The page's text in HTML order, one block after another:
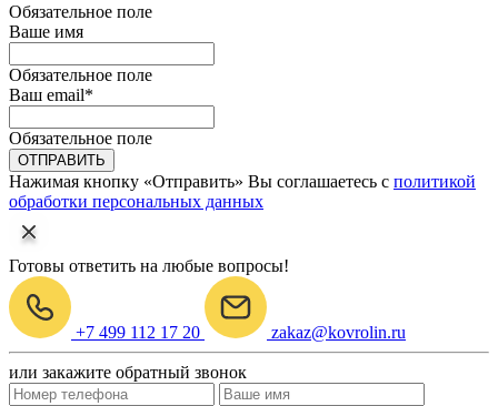
Обязательное поле
Ваше имя
Обязательное поле
Ваш email*
Обязательное поле
ОТПРАВИТЬ
Нажимая кнопку «Отправить» Вы соглашаетесь с политикой
обработки персональных данных
Готовы ответить на любые вопросы!
+7 499 112 17 20 zakaz@kovrolin.ru
или закажите обратный звонок